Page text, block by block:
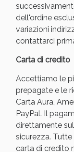
dell'ordine
variazioni
contattarci
Carta di credito
Accettiamo le
prepagate e le
Carta Aura,
PayPal. Il
direttamente
sicurezza.
carta di credito
Benessere